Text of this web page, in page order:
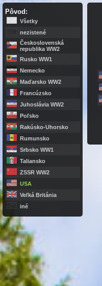
PadliNaSlovensku.feldgrau.sk
Pôvod:
Všetky
nezistené
Československá
republika WW2
Rusko WW1
Nemecko
Maďarsko WW2
Francúzsko
Juhoslávia WW2
Poľsko
Rakúsko-Uhorsko
Rumunsko
Srbsko WW1
Taliansko
ZSSR WW2
USA
Veľká Británia
iné